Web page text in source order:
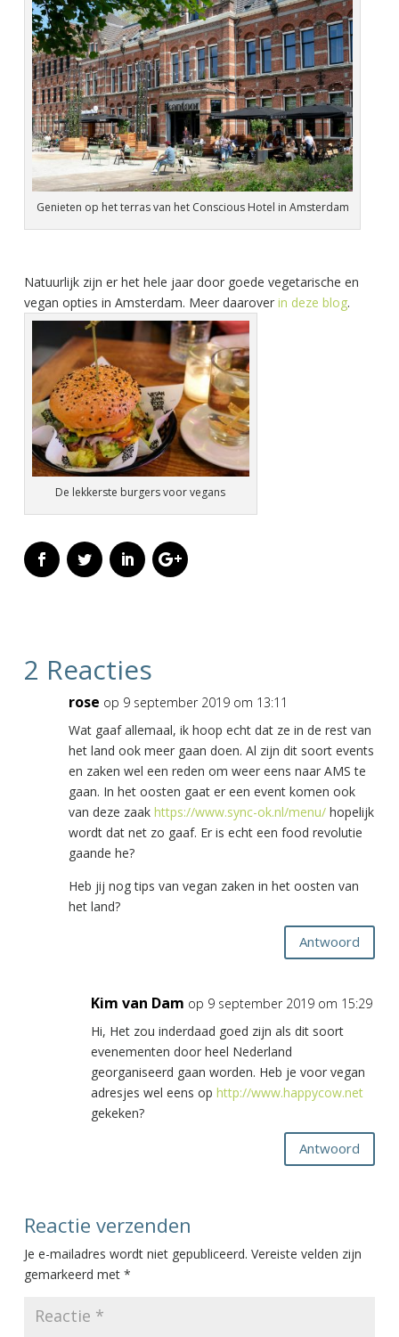
Genieten op het terras van het Conscious Hotel in Amsterdam
Natuurlijk zijn er het hele jaar door goede vegetarische en
vegan opties in Amsterdam. Meer daaroverin deze blog.
De lekkerste burgers voor vegans
2 Reacties
rose op 9 september 2019 om 13:11
Wat gaaf allemaal, ik hoop echt dat ze in de rest van
het land ook meer gaan doen. Al zijn dit soort events
en zaken wel een reden om weer eens naar AMS te
gaan. In het oosten gaat er een event komen ook
van deze zaak https://www.sync-ok.nl/menu/hopelijk
wordt dat net zo gaaf. Er is echt een food revolutie
gaande he?
Heb jij nog tips van vegan zaken in het oosten van
het land?
Antwoord
Kim van Dam op 9 september 2019 om 15:29
Hi, Het zou inderdaad goed zijn als dit soort
evenementen door heel Nederland
georganiseerd gaan worden. Heb je voor vegan
adresjes wel eens op http://www.happycow.net
gekeken?
Antwoord
Reactie verzenden
Je e-mailadres wordt niet gepubliceerd. Vereiste velden zijn
gemarkeerd met *